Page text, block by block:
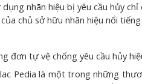
dụng nhãn hiệu bị yêu cầu hủy
chủ sở hữu nhãn hiệu nổi
tự vệ chống yêu cầu hủy hiệu
là một trong những